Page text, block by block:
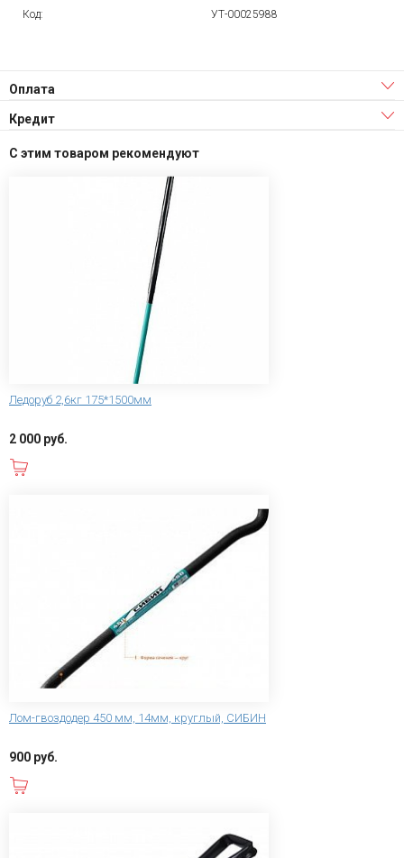
Код:
УТ-00025988
Оплата
Кредит
С этим товаром рекомендуют
Ледоруб 2,6кг 175*1500мм
2 000 руб.
Лом-гвоздодер 450 мм, 14мм, круглый, СИБИН
900 руб.